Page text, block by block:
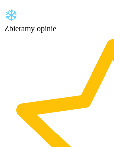
Zbieramy opinie